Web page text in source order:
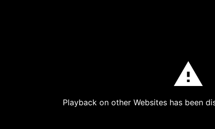
Playback on other Websites has been